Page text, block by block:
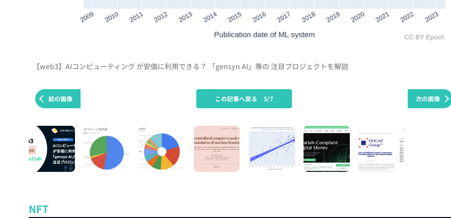
【web3】AIコンピューティング が安価に利用できる？ 「gensyn AI」等の 注目プロジェクトを解説
前の画像 次の画像
この記事へ戻る 5/7
NFT